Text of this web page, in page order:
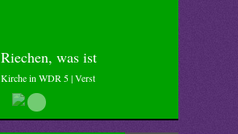
Riechen, was ist
Kirche in WDR 5 | Verst